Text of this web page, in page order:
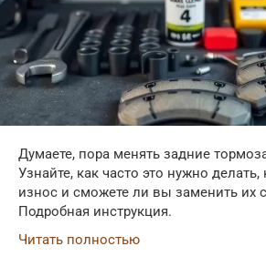
Думаете, пора менять задние
Узнайте, как часто это нужно
износ и сможете ли вы заменить их
Подробная инструкция.
Читать полностью